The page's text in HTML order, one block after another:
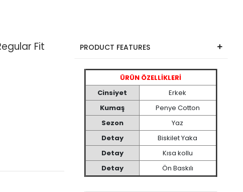
Fit
PRODUCT FEATURES
ÜRÜN ÖZELLİKLERİ
Cinsiyet
Erkek
Kumaş
Penye Cotton
Sezon
Yaz
Detay
Biskilet Yaka
Detay
Kısa kollu
Detay
Ön Baskılı